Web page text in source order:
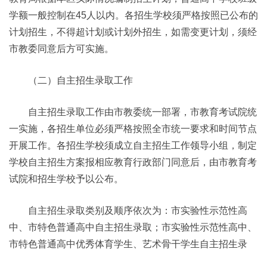
学额一般控制在45人以内。各招生学校须严格按照已公布的
计划招生，不得超计划或计划外招生，如需变更计划，须经
市教委同意后方可实施。
（二）自主招生录取工作
自主招生录取工作由市教委统一部署，市教育考试院统
一实施，各招生单位必须严格按照全市统一要求和时间节点
开展工作。各招生学校须成立自主招生工作领导小组，制定
学校自主招生方案报相应教育行政部门同意后，由市教育考
试院和招生学校予以公布。
自主招生录取类别及顺序依次为：市实验性示范性高
中、市特色普通高中自主招生录取；市实验性示范性高中、
市特色普通高中优秀体育学生、艺术骨干学生自主招生录